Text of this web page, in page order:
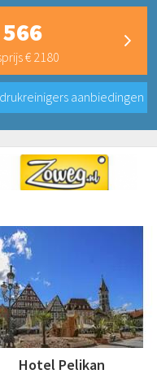
€ 2180
aanbiedingen
Hotel Pelikan